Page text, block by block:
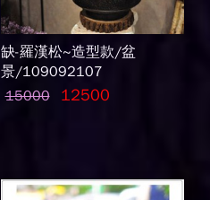
缺-羅漢松~造型款/盆
景/109092107
15000
12500